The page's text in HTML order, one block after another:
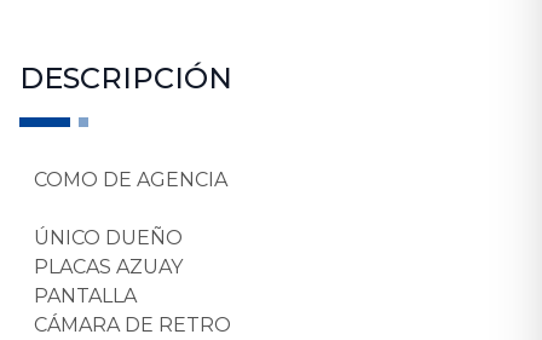
DESCRIPCIÓN
COMO DE AGENCIA
ÚNICO DUEÑO
PLACAS AZUAY
PANTALLA
CÁMARA DE RETRO